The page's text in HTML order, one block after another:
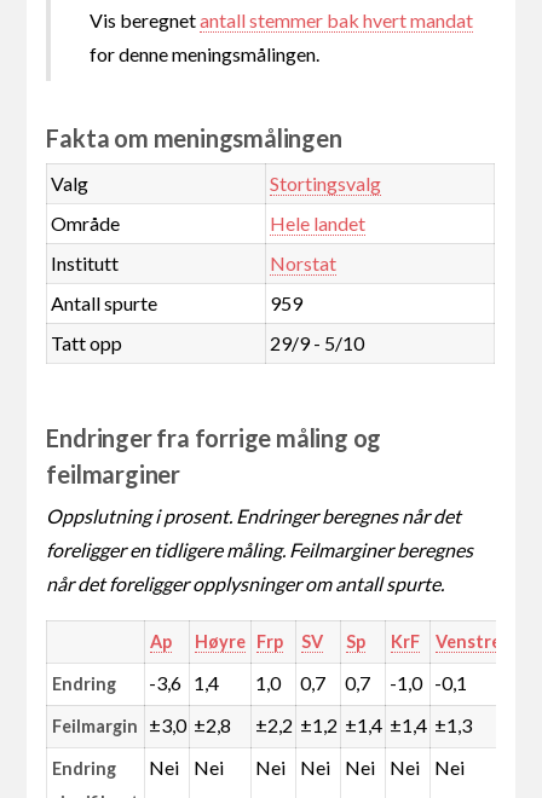
Vis beregnetantall stemmer bak hvert mandat
for denne meningsmålingen.
Fakta om meningsmålingen
Valg
Stortingsvalg
Område
Hele landet
Institutt
Norstat
Antall spurte
959
Tatt opp
29/9 - 5/10
Endringer fra forrige måling og
feilmarginer
Oppslutning i prosent. Endringer beregnes når det
foreligger en tidligere måling. Feilmarginer beregnes
når det foreligger opplysninger om antall spurte.
Ap Høyre Frp SV Sp KrF Venstre
Endring -3,6 1,4 1,0 0,7 0,7 -1,0 -0,1
Feilmargin ±3,0 ±2,8 ±2,2 ±1,2 ±1,4 ±1,4 ±1,3
Endring
Nei Nei Nei Nei Nei Nei Nei